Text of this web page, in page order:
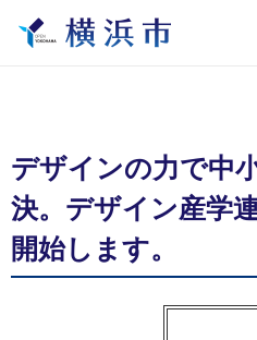
デザインの力で中
決。デザイン産学
開始します。